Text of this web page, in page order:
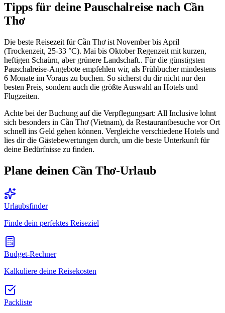
Tipps für deine Pauschalreise nach Cần
Thơ
Die beste Reisezeit für Cần Thơ ist November bis April
(Trockenzeit, 25-33 °C). Mai bis Oktober Regenzeit mit kurzen,
heftigen Schaürn, aber grünere Landschaft.. Für die günstigsten
Pauschalreise-Angebote empfehlen wir, als Frühbucher mindestens
6 Monate im Voraus zu buchen. So sicherst du dir nicht nur den
besten Preis, sondern auch die größte Auswahl an Hotels und
Flugzeiten.
Achte bei der Buchung auf die Verpflegungsart: All Inclusive lohnt
sich besonders in Cần Thơ (Vietnam), da Restaurantbesuche vor Ort
schnell ins Geld gehen können. Vergleiche verschiedene Hotels und
lies dir die Gästebewertungen durch, um die beste Unterkunft für
deine Bedürfnisse zu finden.
Plane deinen Cần Thơ-Urlaub
Urlaubsfinder
Finde dein perfektes Reiseziel
Budget-Rechner
Kalkuliere deine Reisekosten
Packliste